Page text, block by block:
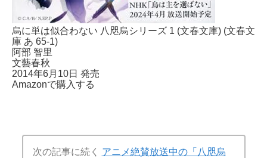
烏に単は似合わない 八咫烏シリーズ 1 (文春文庫) (文春文
庫 あ 65-1)
阿部 智里
文藝春秋
2014年6月10日 発売
Amazonで購入する
次の記事に続く
アニメ絶賛放送中の「八咫烏